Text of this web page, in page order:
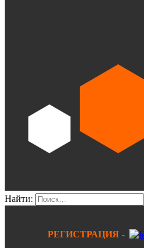
Найти:
РЕГИСТРАЦИЯ -